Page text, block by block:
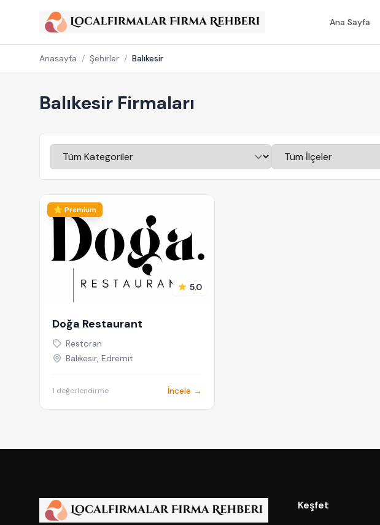
Ana Sayfa
Anasayfa / Şehirler / Balıkesir
Balıkesir Firmaları
⭐ Premium
5.0
Doğa Restaurant
Restoran
Balıkesir, Edremit
1 değerlendirme İncele →
Keşfet